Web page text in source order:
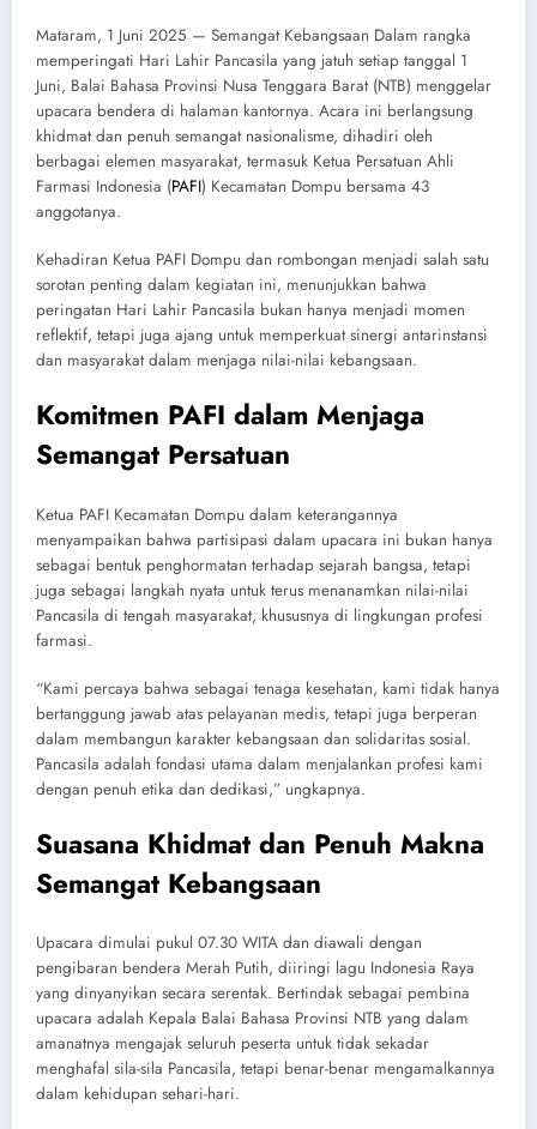
Mataram, 1 Juni 2025 — Semangat Kebangsaan Dalam rangka
memperingati Hari Lahir Pancasila yang jatuh setiap tanggal 1
Juni, Balai Bahasa Provinsi Nusa Tenggara Barat (NTB) menggelar
upacara bendera di halaman kantornya. Acara ini berlangsung
khidmat dan penuh semangat nasionalisme, dihadiri oleh
berbagai elemen masyarakat, termasuk Ketua Persatuan Ahli
Farmasi Indonesia (PAFI) Kecamatan Dompu bersama 43
anggotanya.
Kehadiran Ketua PAFI Dompu dan rombongan menjadi salah satu
sorotan penting dalam kegiatan ini, menunjukkan bahwa
peringatan Hari Lahir Pancasila bukan hanya menjadi momen
reflektif, tetapi juga ajang untuk memperkuat sinergi antarinstansi
dan masyarakat dalam menjaga nilai-nilai kebangsaan.
Komitmen PAFI dalam Menjaga
Semangat Persatuan
Ketua PAFI Kecamatan Dompu dalam keterangannya
menyampaikan bahwa partisipasi dalam upacara ini bukan hanya
sebagai bentuk penghormatan terhadap sejarah bangsa, tetapi
juga sebagai langkah nyata untuk terus menanamkan nilai-nilai
Pancasila di tengah masyarakat, khususnya di lingkungan profesi
farmasi.
“Kami percaya bahwa sebagai tenaga kesehatan, kami tidak hanya
bertanggung jawab atas pelayanan medis, tetapi juga berperan
dalam membangun karakter kebangsaan dan solidaritas sosial.
Pancasila adalah fondasi utama dalam menjalankan profesi kami
dengan penuh etika dan dedikasi,” ungkapnya.
Suasana Khidmat dan Penuh Makna
Semangat Kebangsaan
Upacara dimulai pukul 07.30 WITA dan diawali dengan
pengibaran bendera Merah Putih, diiringi lagu Indonesia Raya
yang dinyanyikan secara serentak. Bertindak sebagai pembina
upacara adalah Kepala Balai Bahasa Provinsi NTB yang dalam
amanatnya mengajak seluruh peserta untuk tidak sekadar
menghafal sila-sila Pancasila, tetapi benar-benar mengamalkannya
dalam kehidupan sehari-hari.